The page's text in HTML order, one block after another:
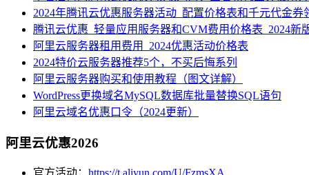
2024年腾讯云优惠服务器活动_配置价格表和千元代金券
腾讯云优惠_轻量应用服务器和CVM费用价格表_2024新
阿里云服务器租用费用_2024优惠活动价格表
2024特价云服务器推荐5个，不买后悔系列
阿里云服务器购买和使用教程（图文详解）
WordPress更换域名MySQL数据库批量替换SQL语句
阿里云域名优惠口令（2024更新）
阿里云优惠2026